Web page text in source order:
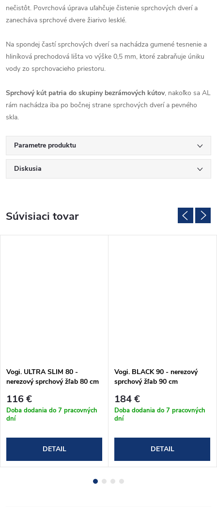
nečistôt. Povrchová úprava uľahčuje čistenie sprchových dverí a
zanecháva sprchové dvere žiarivo lesklé.
Na spondej častí sprchových dverí sa nachádza gumené tesnenie a
hliníková prechodová lišta vo výške 0,5 mm, ktoré zabraňuje úniku
vody zo sprchovacieho priestoru.
Sprchový kút patria do skupiny bezrámových kútov, nakoľko sa AL
rám nachádza iba po bočnej strane sprchových dverí a pevného
skla.
Parametre produktu
Diskusia
Súvisiaci tovar
Vogi. ULTRA SLIM 80 -
nerezový sprchový žľab 80 cm
116 €
Doba dodania do 7 pracovných
dní
DETAIL
Vogi. BLACK 90 - nerezový
sprchový žľab 90 cm
184 €
Doba dodania do 7 pracovných
dní
DETAIL